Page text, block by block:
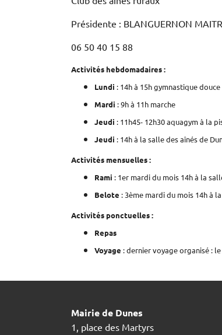
Présidente : BLANGUERNON
06 50 40 15 88
Activités hebdomadaires :
Lundi : 14h à 15h gymnastique
Mardi : 9h à 11h marche
Jeudi : 11h45- 12h30 aquagym à la
Jeudi : 14h à la salle des aînés de
Activités mensuelles :
Rami : 1er mardi du mois 14h à la
Belote : 3ème mardi du mois 14h à
Activités ponctuelles :
Repas
Voyage : dernier voyage organisé :
Mairie de Dunes
1, place des Martyrs